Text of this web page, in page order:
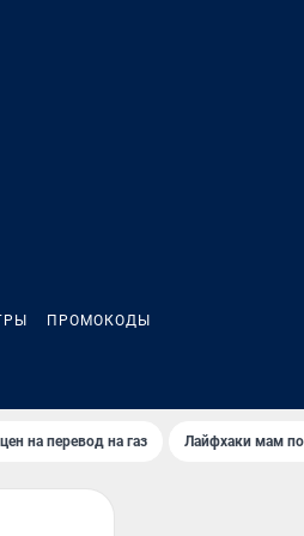
ПРОМОКОДЫ
на перевод на газ Лайфхаки мам